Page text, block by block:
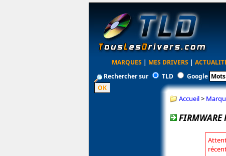
MARQUES | MES DRIVERS |
Rechercher sur
TLD Google
Accueil>
FIRMWARE